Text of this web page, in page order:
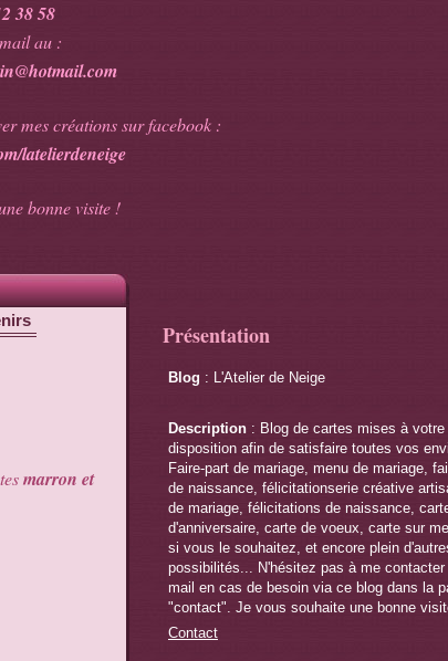
38 58
au :
mes créations sur facebook :
latelierdeneige
bonne visite !
marron et
Présentation
Blog : L'Atelier de Neige
Description : Blog de cartes mises à votre
disposition afin de satisfaire toutes vos
Faire-part de mariage, menu de mariage,
de naissance, félicitationserie créative
de mariage, félicitations de naissance,
d'anniversaire, carte de voeux, carte sur
si vous le souhaitez, et encore plein
possibilités... N'hésitez pas à me contacter
mail en cas de besoin via ce blog dans la
"contact". Je vous souhaite une bonne
Contact